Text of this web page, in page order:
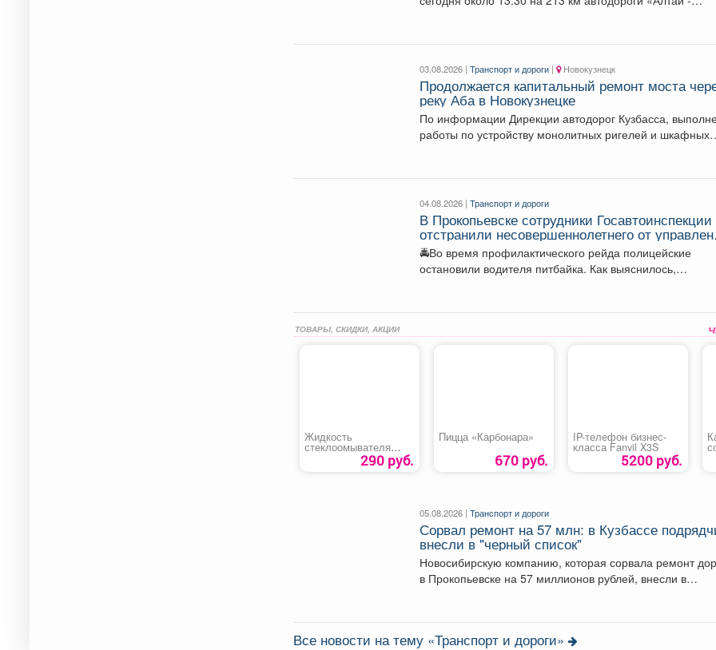
03.08.2026 |Транспорт и дороги | Новокузнецк
Продолжается капитальный ремонт моста
реку Аба в Новокузнецке
По информации Дирекции автодорог Кузбасса,
работы по устройству монолитных ригелей и шкафных
04.08.2026 |Транспорт и дороги
В Прокопьевске сотрудники Госавтоинспекции
отстранили несовершеннолетнего от
питбайком
🚔Во время профилактического рейда полицейские
остановили водителя питбайка. Как выяснилось,
ТОВАРЫ, СКИДКИ, АКЦИИ
Жидкость
стеклоомывателя
«Зима» -20C/-10С
290 руб.
Пицца «Карбонара»
670 руб.
IP-телефон бизнес-
класса Fanvil X3S
5200 руб.
05.08.2026 |Транспорт и дороги
Сорвал ремонт на 57 млн: в Кузбассе
внесли в "черный список"
Новосибирскую компанию, которая сорвала ремонт
в Прокопьевске на 57 миллионов рублей, внесли в
Все новости на тему «Транспорт и дороги»